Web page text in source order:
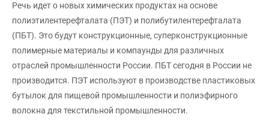
Речь идет о новых химических продуктах на основе
полиэтилентерефталата (ПЭТ) и полибутилентерефталата
(ПБТ). Это будут конструкционные, суперконструкционные
полимерные материалы и компаунды для различных
отраслей промышленности России. ПБТ сегодня в России не
производится. ПЭТ используют в производстве пластиковых
бутылок для пищевой промышленности и полиэфирного
волокна для текстильной промышленности.